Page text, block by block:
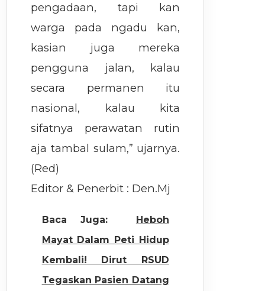
pengadaan, tapi kan
warga pada ngadu kan,
kasian juga mereka
pengguna jalan, kalau
secara permanen itu
nasional, kalau kita
sifatnya perawatan rutin
aja tambal sulam,” ujarnya.
(Red)
Editor & Penerbit : Den.Mj
Baca Juga:
Heboh
Mayat Dalam Peti Hidup
Kembali! Dirut RSUD
Tegaskan Pasien Datang